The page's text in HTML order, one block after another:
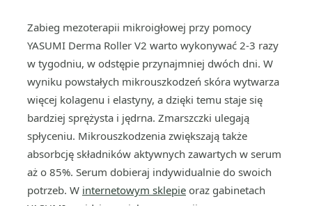
Zabieg mezoterapii mikroigłowej przy pomocy
YASUMI Derma Roller V2 warto wykonywać 2-3 razy
w tygodniu, w odstępie przynajmniej dwóch dni. W
wyniku powstałych mikrouszkodzeń skóra wytwarza
więcej kolagenu i elastyny, a dzięki temu staje się
bardziej sprężysta i jędrna. Zmarszczki ulegają
spłyceniu. Mikrouszkodzenia zwiększają także
absorbcję składników aktywnych zawartych w serum
aż o 85%. Serum dobieraj indywidualnie do swoich
potrzeb. W internetowym sklepie oraz gabinetach